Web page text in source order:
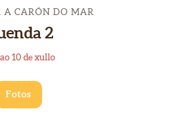
A CARÓN DO MAR
2
10 de xullo
Fotos